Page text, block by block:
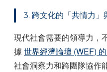
3. 跨文化的「共情力」
現代社會需要的領導力，
據 世界經濟論壇 (WEF)
社會洞察力和跨團隊協作